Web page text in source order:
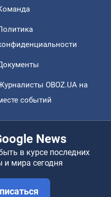
OBOZ.UA на
событий
News
в курсе последних
и мира сегодня